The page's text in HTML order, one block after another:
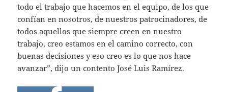
todo el trabajo que hacemos en el equipo, de los que
confían en nosotros, de nuestros patrocinadores, de
todos aquellos que siempre creen en nuestro
trabajo, creo estamos en el camino correcto, con
buenas decisiones y eso creo es lo que nos hace
avanzar”, dijo un contento José Luis Ramírez.